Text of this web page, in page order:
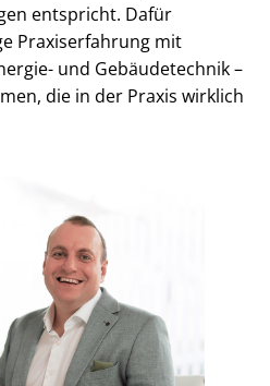
entspricht. Dafür
Praxiserfahrung mit
und Gebäudetechnik –
die in der Praxis wirklich